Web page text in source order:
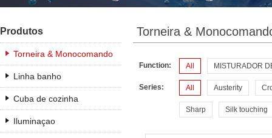
Produtos
Torneira & Monocomando
Linha banho
Cuba de cozinha
Iluminaçao
Torneira &
Function: All MISTURADOR
Series: All Austerity
Sharp Silk touching